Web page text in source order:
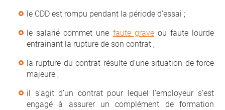
le CDD est rompu pendant la période d’essai ;
le salarié commet une faute graveou faute lourde
entrainant la rupture de son contrat ;
la rupture du contrat résulte d’une situation de force
majeure ;
il s’agit d’un contrat pour lequel l’employeur s’est
engagé à assurer un complément de formation